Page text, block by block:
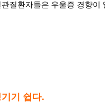
질환자들은 우울증 경향이
기 쉽다.